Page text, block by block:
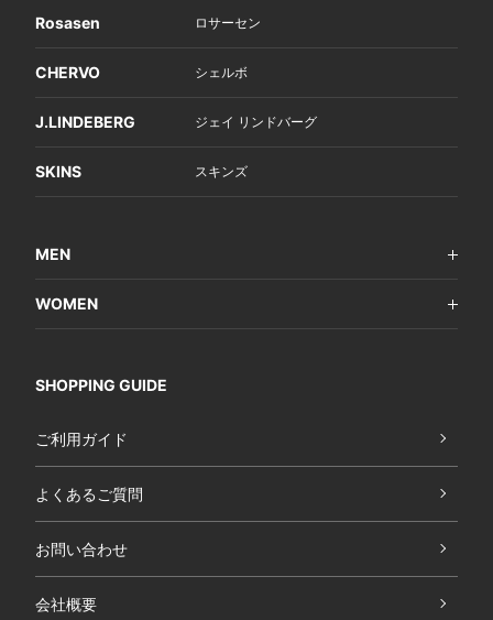
Rosasen ロサーセン
CHERVO シェルボ
J.LINDEBERG ジェイ リンドバーグ
SKINS スキンズ
MEN
WOMEN
SHOPPING GUIDE
ご利用ガイド
よくあるご質問
お問い合わせ
会社概要